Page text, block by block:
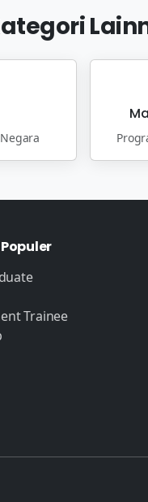
Trainee